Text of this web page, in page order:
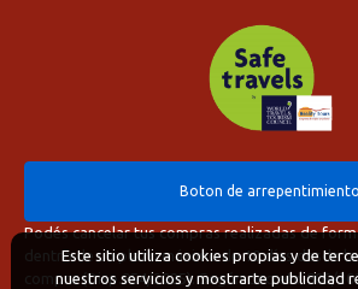
Boton de arrepentimiento
Podés cancelar tus compras realizadas de
dentro de un plazo máximo de 10 días desde la
compra (Disp.954/2025). Según decreto 809/
Este sitio utiliza cookies propias y de
nuestros servicios y mostrarte publicidad